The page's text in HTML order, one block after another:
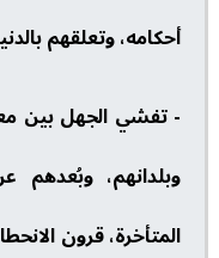
أحكامه، وتعلقهم
- تفشي الجهل بين
وبلدانهم،
المتأخرة، قرون